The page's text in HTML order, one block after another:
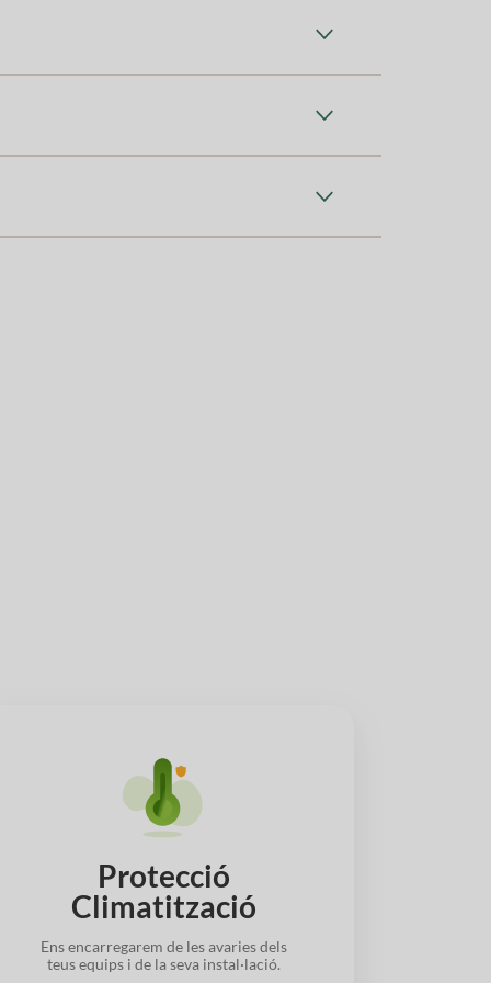
Protecció
Climatització
Ens encarregarem de les avaries dels
teus equips i de la seva instal·lació.